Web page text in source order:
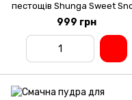
пестощів Shunga Sweet
Body Powder – Honey of the
Nymphs (228 гр)
999 грн